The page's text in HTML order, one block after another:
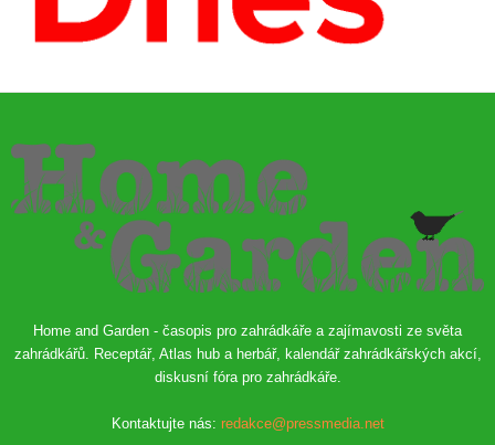
Home and Garden - časopis pro zahrádkáře a zajímavosti ze světa
zahrádkářů. Receptář, Atlas hub a herbář, kalendář zahrádkářských akcí,
diskusní fóra pro zahrádkáře.
Kontaktujte nás: redakce@pressmedia.net